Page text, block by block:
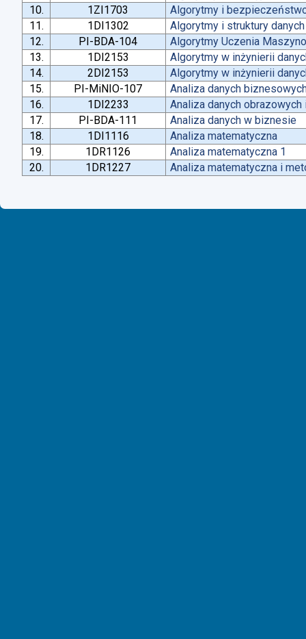
10.
1ZI1703
Algorytmy i
11.
1DI1302
Algorytmy i struktury danych
12.
PI-BDA-104
Algorytmy Uczenia
13.
1DI2153
Algorytmy w inżynierii
14.
2DI2153
Algorytmy w inżynierii
15.
PI-MiNIO-107
Analiza danych
16.
1DI2233
Analiza danych
17.
PI-BDA-111
Analiza danych w biznesie
18.
1DI1116
Analiza matematyczna
19.
1DR1126
Analiza matematyczna 1
20.
1DR1227 Analiza matematyczna i